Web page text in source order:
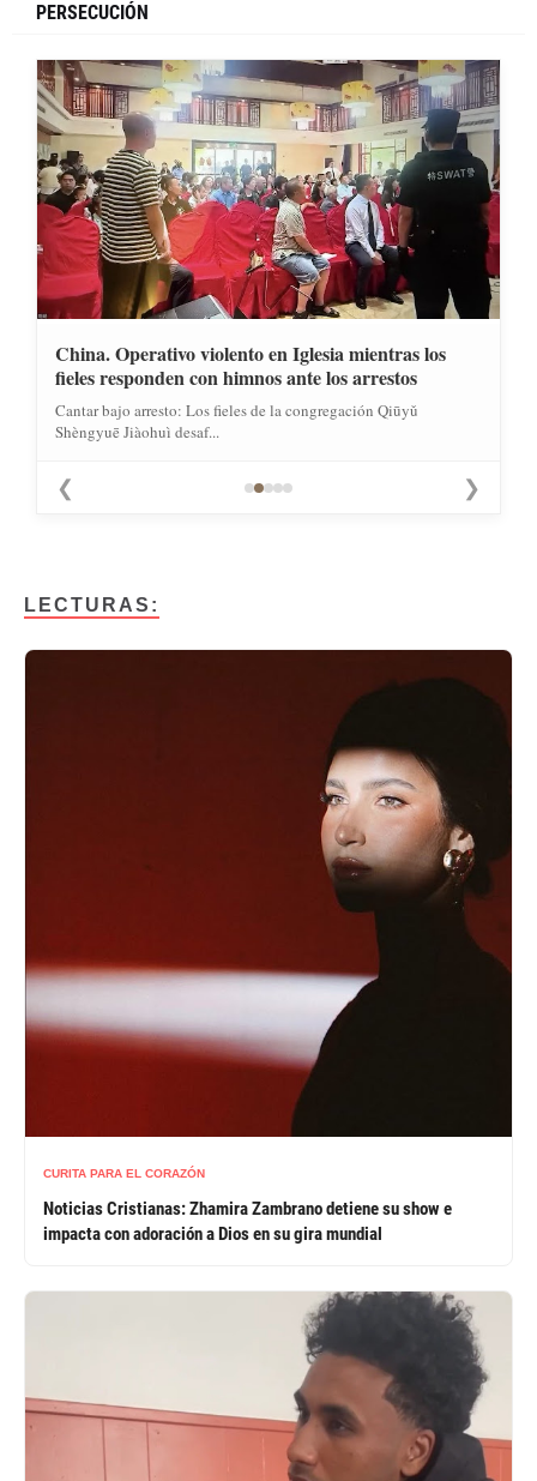
PERSECUCIÓN
China. Operativo violento en Iglesia mientras los
fieles responden con himnos ante los arrestos
Cantar bajo arresto: Los fieles de la congregación Qiūyǔ
Shèngyuē Jiàohuì desaf...
❮ ❯
LECTURAS:
CURITA PARA EL CORAZÓN
Noticias Cristianas: Zhamira Zambrano detiene su show e
impacta con adoración a Dios en su gira mundial